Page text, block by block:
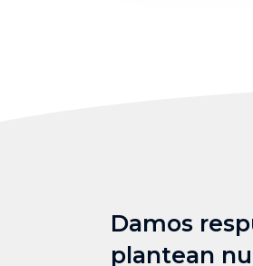
Damos
plantean